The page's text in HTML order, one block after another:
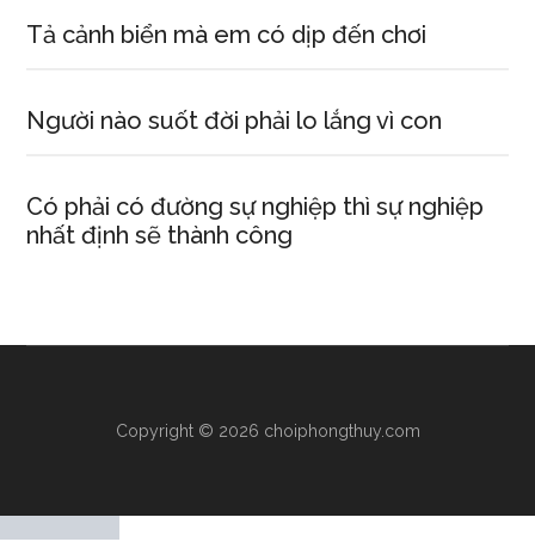
Tả cảnh biển mà em có dịp đến chơi
Người nào suốt đời phải lo lắng vì con
Có phải có đường sự nghiệp thì sự nghiệp
nhất định sẽ thành công
Copyright © 2026 choiphongthuy.com